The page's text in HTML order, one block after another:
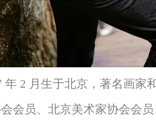
年 2 月生于北京，著名画家
会员、北京美术家协会会